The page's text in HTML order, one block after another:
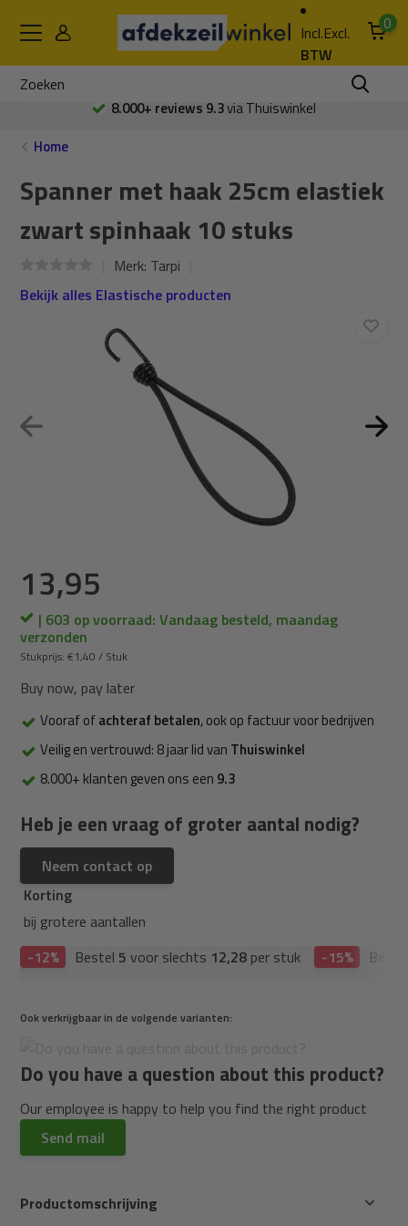
Incl.Excl.
BTW
0
8.000+ reviews 9.3via Thuiswinkel
Home
Spanner met haak 25cm elastiek
zwart spinhaak 10 stuks
Merk: Tarpi
Bekijk alles Elastische producten
13,95
| 603 op voorraad: Vandaag besteld, maandag
verzonden
Stukprijs:€1,40 / Stuk
Buy now, pay later
Vooraf ofachteraf betalen, ook op factuur voor bedrijven
Veilig en vertrouwd: 8 jaar lid van Thuiswinkel
8.000+ klanten geven ons een 9.3
Heb je een vraag of groter aantal nodig?
Neem contact op
Korting
bij grotere aantallen
-12%
Bestel 5 voor slechts 12,28 per stuk -15%
Ook verkrijgbaar in de volgende varianten:
Do you have a question about this product?
Our employee is happy to help you find the right product
Send mail
Productomschrijving